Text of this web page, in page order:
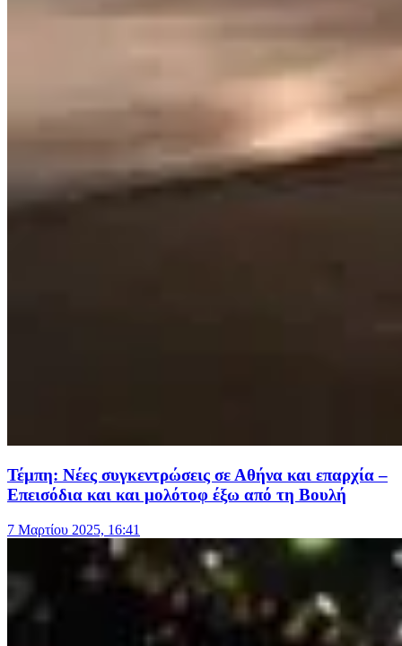
Τέμπη: Νέες συγκεντρώσεις σε Αθήνα και επαρχία –
Επεισόδια και και μολότοφ έξω από τη Βουλή
7 Μαρτίου 2025, 16:41